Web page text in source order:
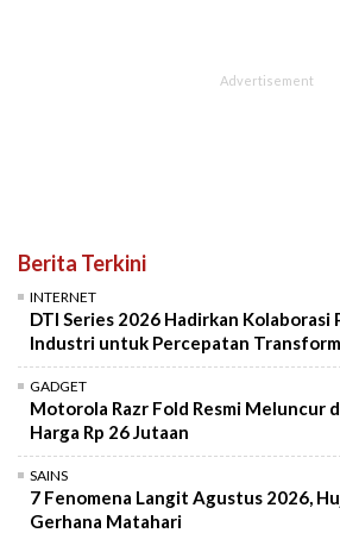
Berita Terkini
INTERNET
DTI Series 2026 Hadirkan Kolaborasi
Industri untuk Percepatan
GADGET
Motorola Razr Fold Resmi Meluncur
Harga Rp 26 Jutaan
SAINS
7 Fenomena Langit Agustus 2026,
Gerhana Matahari